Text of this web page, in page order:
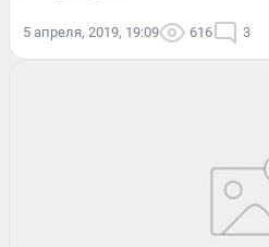
5 апреля, 2019, 19:09 616 3